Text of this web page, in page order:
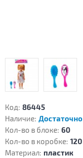
Код: 86445
Наличие: Достаточно
Кол-во в блоке: 60
Кол-во в коробке: 120
Материал: пластик